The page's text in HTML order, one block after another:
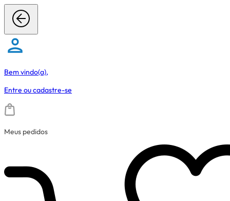
Bem vindo(a),
Entre oucadastre-se
Meus pedidos